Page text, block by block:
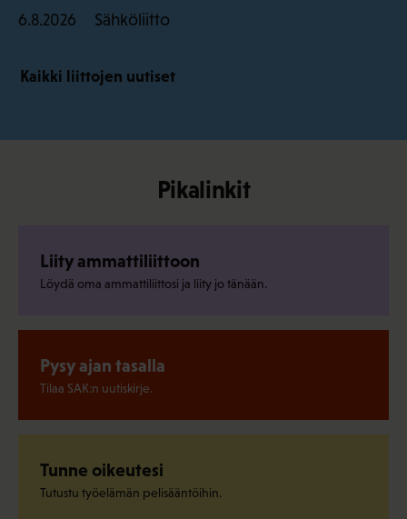
6.8.2026 Sähköliitto
Kaikki liittojen uutiset
Pikalinkit
Liity ammattiliittoon
Löydä oma ammattiliittosi ja liity jo tänään.
Pysy ajan tasalla
Tilaa SAK:n uutiskirje.
Tunne oikeutesi
Tutustu työelämän pelisääntöihin.